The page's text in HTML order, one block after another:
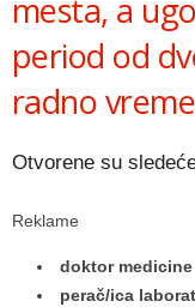
mesta, a
period od
radno
Otvorene su
Reklame
doktor
perač/ica